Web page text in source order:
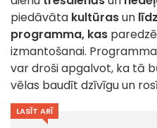
piedāvāta kultūrasun
programma, kas
izmantošanai.
var droši apgalvot, ka tā
vēlas baudīt dzīvīgu un
LASĪT ARĪ